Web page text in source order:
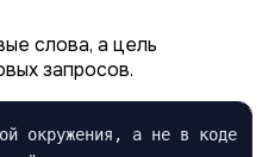
слова, а цель
запросов.
окружения, а не в коде